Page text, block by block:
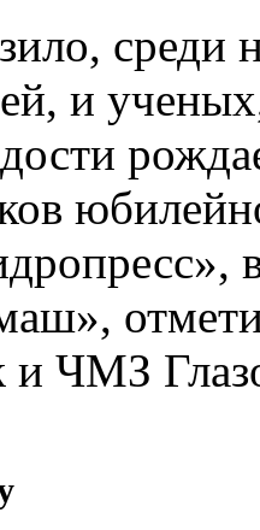
среди
и
и ЧМЗ